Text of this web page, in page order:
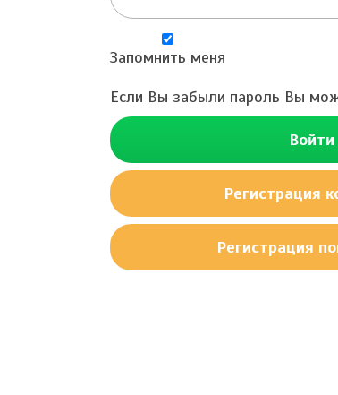
Запомнить меня
Если Вы забыли пароль Вы
Войти
Регистрация
Регистрация